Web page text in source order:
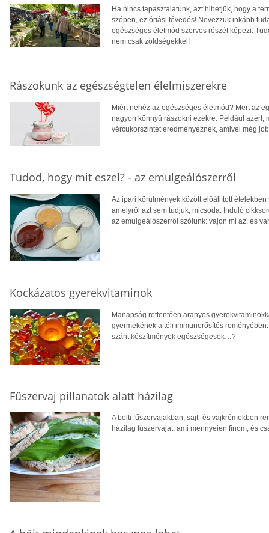
Ha nincs tapasztalatunk, azt hihetjük, hogy a
szépen, ez óriási tévedés! Nevezzük inkább
egészséges életmód szerves részét képezi.
nem csak zöldségekkel!
Rászokunk az egészségtelen élelmiszerekre
Miért nehéz az egészséges életmód? Mert az
nagyon könnyű rászokni ezekre. Például
vércukorszintet eredményeznek, amivel még
Tudod, hogy mit eszel? - az emulgeálószerről
Az ipari körülmények között előállított
amelyről azt sem tudjuk, micsoda. Induló
az emulgeálószerről szólunk: vajon mi az, és
Kockázatos gyerekvitaminok
Manapság rettentően aranyos
gyermekének a téli immunerősítés
szánt készítmények egészségesek…?
Fűszervaj pillanatok alatt házilag
A bolti fűszervajakban, sajt- és vajkrémekben
házilag fűszervajat, ami mennyeien finom, és